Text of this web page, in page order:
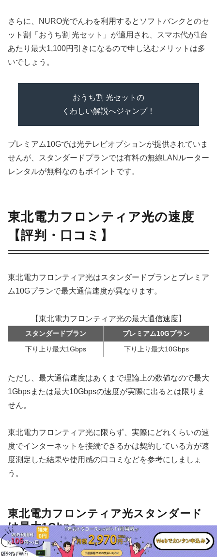
さらに、NURO光でんわを利用するとソフトバンクとのセ
ット割「おうち割 光セット」が適用され、スマホ代が1台
あたり最大1,100円引きになるので申し込むメリットは多
いでしょう。
おうち割 光セットの
くわしい解説へジャンプ！
プレミアム10Gでは光テレビオプションが提供されていま
せんが、スタンダードプランでは有料の無線LANルーター
レンタルが無料なのもポイントです。
東北電力フロンティア光の速度
【評判・口コミ】
東北電力フロンティア光はスタンダードプランとプレミア
ム10Gプランで最大通信速度が異なります。
【東北電力フロンティア光の最大通信速度】
スタンダードプラン
プレミアム10Gプラン
下り上り最大1Gbps
下り上り最大10Gbps
ただし、最大通信速度はあくまで理論上の数値なので最大
1Gbpsまたは最大10Gbpsの速度が実際に出るとは限りま
せん。
東北電力フロンティア光に限らず、実際にどれくらいの速
度でインターネットを接続できるかは契約している方が速
度測定した結果や使用感の口コミなどを参考にしましょ
う。
東北電力フロンティア光スタンダード
は最大1Gbps